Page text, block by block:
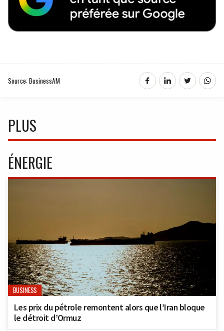
Source: BusinessAM
PLUS
ÉNERGIE
BUSINESS
Les prix du pétrole remontent alors que l’Iran bloque
le détroit d’Ormuz